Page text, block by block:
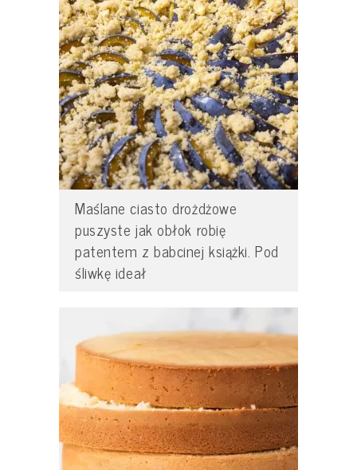
Maślane ciasto drożdżowe
puszyste jak obłok robię
patentem z babcinej książki. Pod
śliwkę ideał